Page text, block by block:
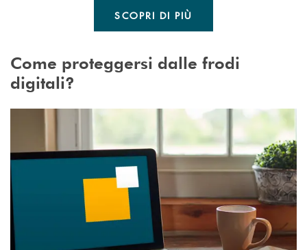
SCOPRI DI PIÙ
Come proteggersi dalle frodi
digitali?